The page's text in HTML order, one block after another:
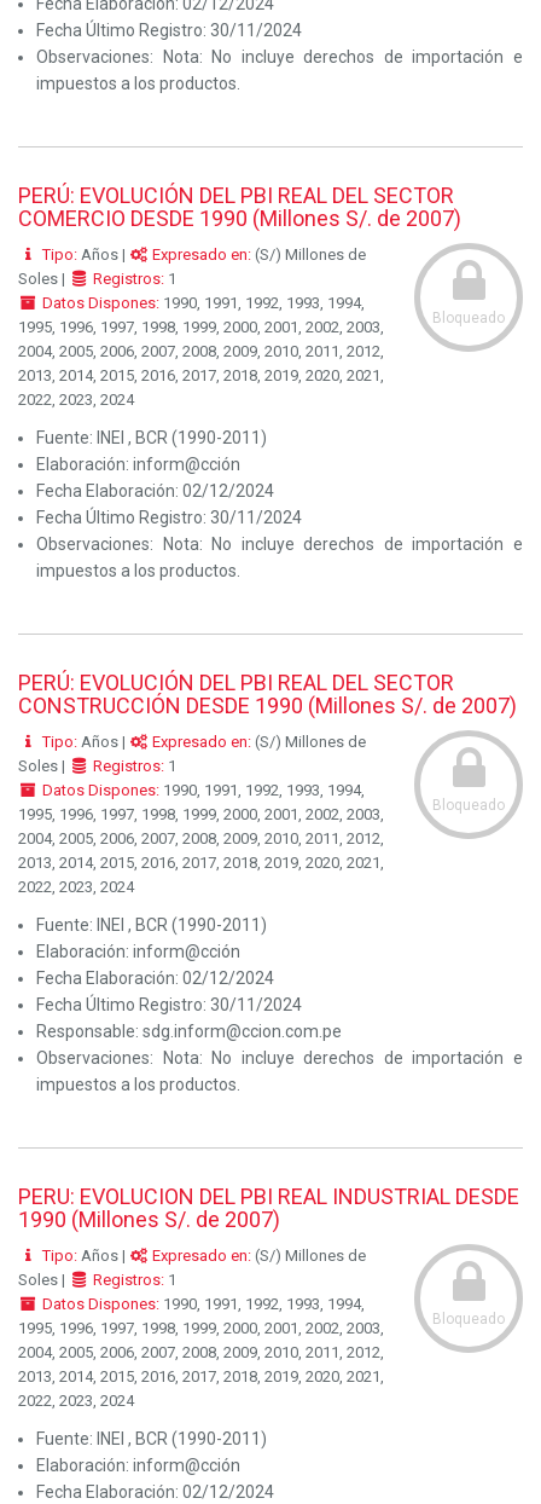
Fecha Último Registro: 30/11/2024
Observaciones: Nota: No incluye derechos de importación e
impuestos a los productos.
PERÚ: EVOLUCIÓN DEL PBI REAL DEL SECTOR
COMERCIO DESDE 1990 (Millones S/. de 2007)
Bloqueado
Tipo:Años | Expresado en: (S/) Millones de
Soles |
Registros:1
Datos Dispones:1990, 1991, 1992, 1993, 1994,
1995, 1996, 1997, 1998, 1999, 2000, 2001, 2002, 2003,
2004, 2005, 2006, 2007, 2008, 2009, 2010, 2011, 2012,
2013, 2014, 2015, 2016, 2017, 2018, 2019, 2020, 2021,
2022, 2023, 2024
Fuente: INEI , BCR (1990-2011)
Elaboración: inform@cción
Fecha Elaboración: 02/12/2024
Fecha Último Registro: 30/11/2024
Observaciones: Nota: No incluye derechos de importación e
impuestos a los productos.
PERÚ: EVOLUCIÓN DEL PBI REAL DEL SECTOR
CONSTRUCCIÓN DESDE 1990 (Millones S/. de 2007)
Bloqueado
Tipo:Años | Expresado en: (S/) Millones de
Soles |
Registros:1
Datos Dispones:1990, 1991, 1992, 1993, 1994,
1995, 1996, 1997, 1998, 1999, 2000, 2001, 2002, 2003,
2004, 2005, 2006, 2007, 2008, 2009, 2010, 2011, 2012,
2013, 2014, 2015, 2016, 2017, 2018, 2019, 2020, 2021,
2022, 2023, 2024
Fuente: INEI , BCR (1990-2011)
Elaboración: inform@cción
Fecha Elaboración: 02/12/2024
Fecha Último Registro: 30/11/2024
Responsable: sdg.inform@ccion.com.pe
Observaciones: Nota: No incluye derechos de importación e
impuestos a los productos.
PERU: EVOLUCION DEL PBI REAL INDUSTRIAL DESDE
1990 (Millones S/. de 2007)
Bloqueado
Tipo:Años | Expresado en: (S/) Millones de
Soles |
Registros:1
Datos Dispones:1990, 1991, 1992, 1993, 1994,
1995, 1996, 1997, 1998, 1999, 2000, 2001, 2002, 2003,
2004, 2005, 2006, 2007, 2008, 2009, 2010, 2011, 2012,
2013, 2014, 2015, 2016, 2017, 2018, 2019, 2020, 2021,
2022, 2023, 2024
Fuente: INEI , BCR (1990-2011)
Elaboración: inform@cción
Fecha Elaboración: 02/12/2024